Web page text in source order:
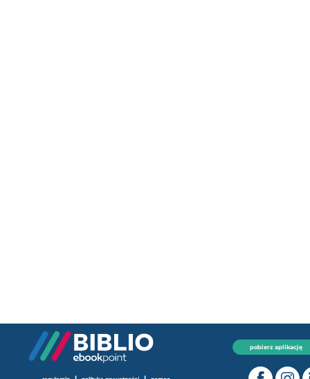
pobierz aplikację